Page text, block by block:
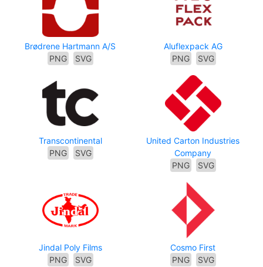
Brødrene Hartmann A/S
PNG
SVG
Aluflexpack AG
PNG
SVG
Transcontinental
PNG
SVG
United Carton Industries
Company
PNG
SVG
Jindal Poly Films
PNG
SVG
Cosmo First
PNG
SVG